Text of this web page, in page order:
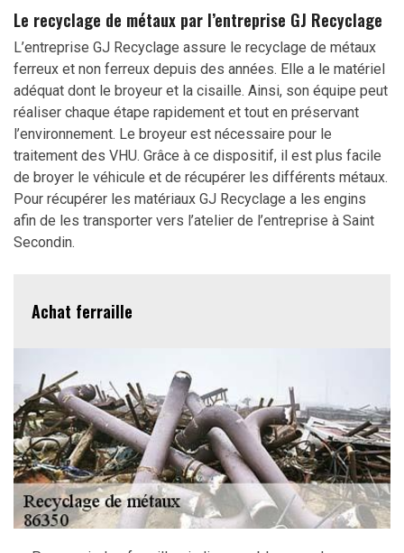
Le recyclage de métaux par l’entreprise GJ Recyclage
L’entreprise GJ Recyclage assure le recyclage de métaux
ferreux et non ferreux depuis des années. Elle a le matériel
adéquat dont le broyeur et la cisaille. Ainsi, son équipe peut
réaliser chaque étape rapidement et tout en préservant
l’environnement. Le broyeur est nécessaire pour le
traitement des VHU. Grâce à ce dispositif, il est plus facile
de broyer le véhicule et de récupérer les différents métaux.
Pour récupérer les matériaux GJ Recyclage a les engins
afin de les transporter vers l’atelier de l’entreprise à Saint
Secondin.
Achat ferraille